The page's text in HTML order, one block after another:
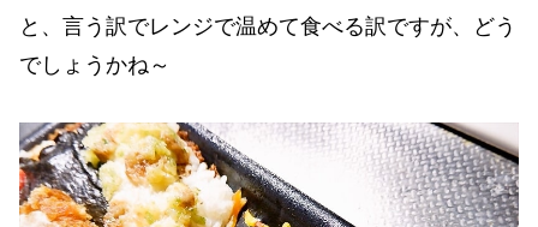
と、言う訳でレンジで温めて食べる訳ですが、どう
でしょうかね～